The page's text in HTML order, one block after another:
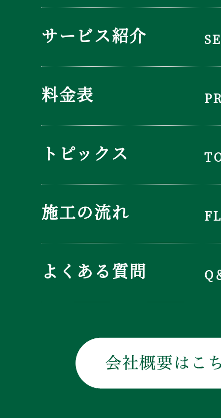
サービス紹介
料金表
トピックス
施工の流れ
よくある質問 Q